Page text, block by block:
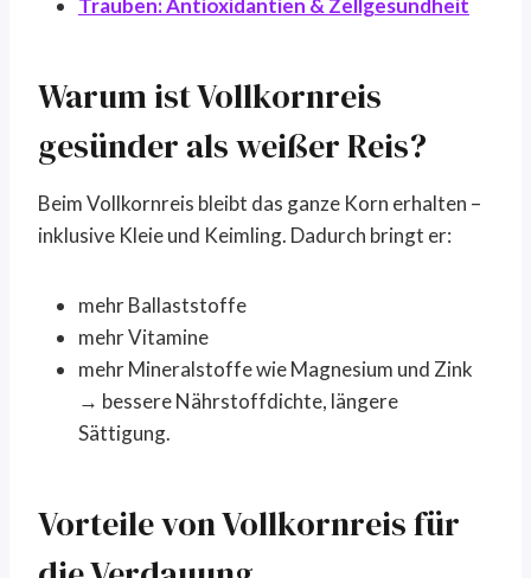
Trauben: Antioxidantien & Zellgesundheit
Warum ist Vollkornreis
gesünder als weißer Reis?
Beim Vollkornreis bleibt das ganze Korn erhalten –
inklusive Kleie und Keimling. Dadurch bringt er:
mehr Ballaststoffe
mehr Vitamine
mehr Mineralstoffe wie Magnesium und Zink
→ bessere Nährstoffdichte, längere
Sättigung.
Vorteile von Vollkornreis für